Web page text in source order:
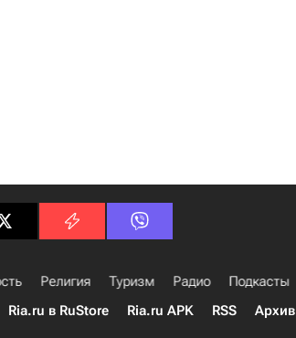
Религия Туризм Радио Подкасты
Ria.ru в RuStore Ria.ru APK RSS Архив